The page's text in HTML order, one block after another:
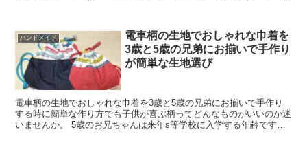
ハンドメイド
電車柄の生地でおしゃれな巾着を
3歳と5歳の兄弟にお揃いで手作り
が簡単な生地選び
電車柄の生地でおしゃれな巾着を3歳と5歳の兄弟にお揃いで手作り
する時に簡単な作り方でも子供が喜ぶ柄ってどんなものがいいのか迷
いませんか。 5歳のお兄ちゃんは来年s等学校に入学する年齢ですよ